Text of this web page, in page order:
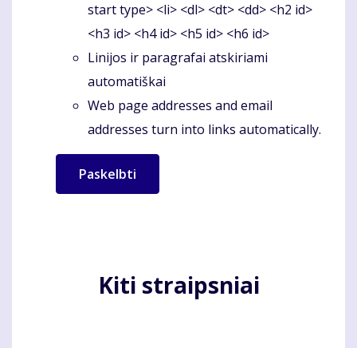
start type> <li> <dl> <dt> <dd> <h2 id>
<h3 id> <h4 id> <h5 id> <h6 id>
Linijos ir paragrafai atskiriami
automatiškai
Web page addresses and email
addresses turn into links automatically.
Kiti straipsniai